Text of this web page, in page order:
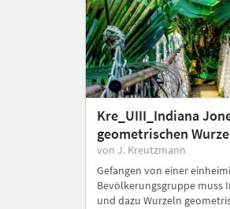
Kre_UIII_Indiana
geometrischen
von J. Kreutzmann
Gefangen von einer
Bevölkerungsgruppe muss
und dazu Wurzeln